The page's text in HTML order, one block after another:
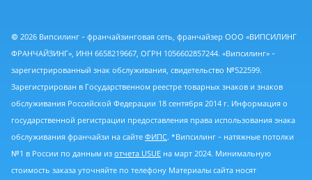
© 2026 Випсилинг - франчайзинговая сеть, франчайзер ООО «ВИПСИЛИНГ
ФРАНЧАЙЗИНГ», ИНН 6658219667, ОГРН 1056602857244. «Випсилинг» -
зарегистрированный знак обслуживания, свидетельство №522599.
Зарегистрирован в Государственном реестре товарных знаков и знаков
обслуживания Российской Федерации 18 сентября 2014 г. Информация о
государственной регистрации предоставления права использования знака
обслуживания франчайзи на сайте ФИПС. *Випсилинг - натяжные потолки
№1 в России по данным из отчета USUE на март 2024. Минимальную
стоимость заказа уточняйте по телефону Материалы сайта носят